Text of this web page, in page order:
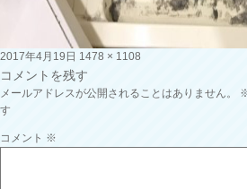
投
稿
日:
2017年4月19日 フ
ル
サ
1478 × 1108
コメントを残す
メールアドレスが公開されることはありません。
す
コメント ※